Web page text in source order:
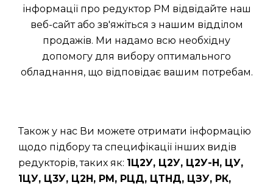
інформації про редуктор РМ відвідайте наш
веб-сайт або зв'яжіться з нашим відділом
продажів. Ми надамо всю необхідну
допомогу для вибору оптимального
обладнання, що відповідає вашим потребам.
Також у нас Ви можете отримати інформацію
щодо підбору та специфікації інших видів
редукторів, таких як: 1Ц2У, Ц2У, Ц2У-Н, ЦУ,
1ЦУ, Ц3У, Ц2Н, РМ, РЦД, ЦТНД, ЦЗУ, РК,